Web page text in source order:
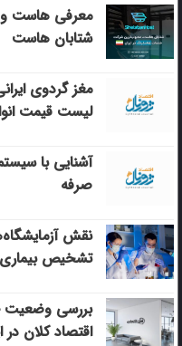
معرفی هاست و
شتابان هاست
مغز گردوی
لیست قیمت
آشنایی با
صرفه
نقش
تشخیص
بررسی وضعیت
اقتصاد کلان در